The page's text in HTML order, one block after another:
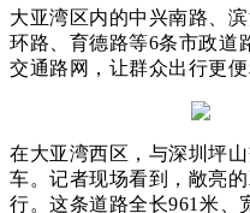
大亚湾区内的中兴南路、
环路、育德路等6条市政道
交通路网，让群众出行更便
在大亚湾西区，与深圳坪
车。记者现场看到，敞亮
行。这条道路全长961米、